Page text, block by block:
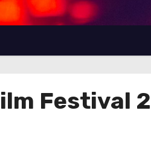
Festival